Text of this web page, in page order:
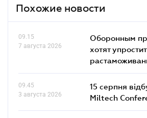
Похожие новости
09.15
7 августа 2026
Оборонным
хотят
09.45
3 августа 2026
15 серпня
Miltech